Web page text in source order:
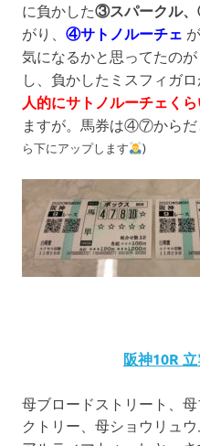
に負かした③スパークル
がり、 ④サトノルーチェ
気になるかと思ってたのが
し、負かしたミスフィガ
人的にサトノルーチェく
ますが。馬券は④⑦からだ
ら下にアップします
)
阪神10R
母ブロードストリート、
クトリー、母ショウリュ